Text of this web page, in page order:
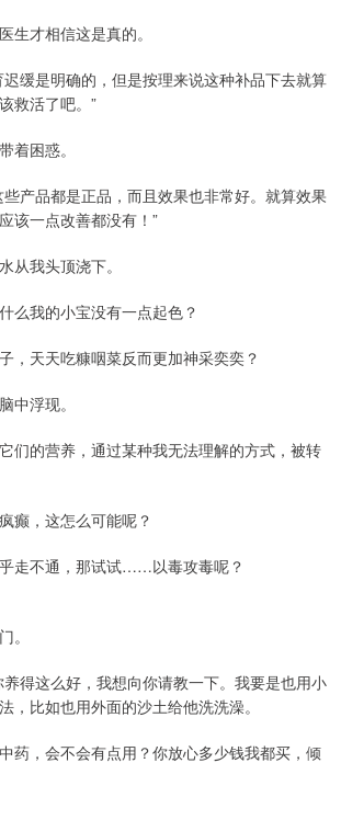
生才相信这是真的。
缓是明确的，但是按理来说这种补品下去就算
救活了吧。”
着困惑。
产品都是正品，而且效果也非常好。就算效果
该一点改善都没有！”
从我头顶浇下。
么我的小宝没有一点起色？
天天吃糠咽菜反而更加神采奕奕？
中浮现。
们的营养，通过某种我无法理解的方式，被转
癫，这怎么可能呢？
走不通，那试试……以毒攻毒呢？
。
得这么好，我想向你请教一下。我要是也用小
，比如也用外面的沙土给他洗洗澡。
药，会不会有点用？你放心多少钱我都买，倾